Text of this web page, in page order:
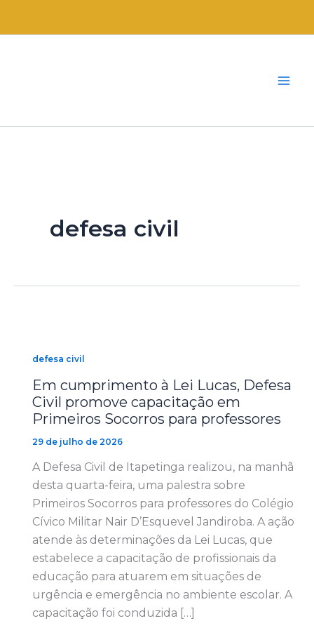
defesa civil
defesa civil
Em cumprimento à Lei Lucas, Defesa
Civil promove capacitação em
Primeiros Socorros para professores
29 de julho de 2026
A Defesa Civil de Itapetinga realizou, na manhã
desta quarta-feira, uma palestra sobre
Primeiros Socorros para professores do Colégio
Cívico Militar Nair D’Esquevel Jandiroba. A ação
atende às determinações da Lei Lucas, que
estabelece a capacitação de profissionais da
educação para atuarem em situações de
urgência e emergência no ambiente escolar. A
capacitação foi conduzida […]